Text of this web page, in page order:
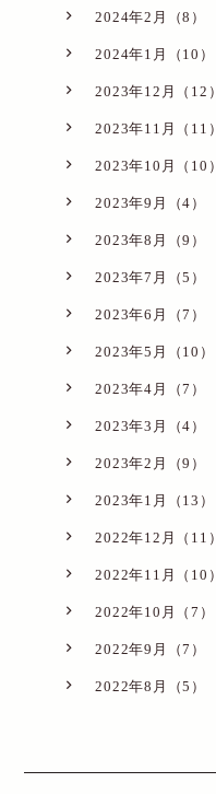
2024年2月（8）
2024年1月（10）
2023年12月（12）
2023年11月（11）
2023年10月（10）
2023年9月（4）
2023年8月（9）
2023年7月（5）
2023年6月（7）
2023年5月（10）
2023年4月（7）
2023年3月（4）
2023年2月（9）
2023年1月（13）
2022年12月（11）
2022年11月（10）
2022年10月（7）
2022年9月（7）
2022年8月（5）